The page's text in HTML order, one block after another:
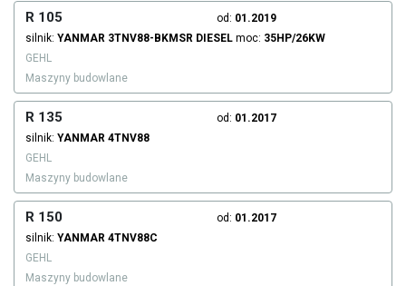
R 105 od: 01.2019
silnik: YANMAR 3TNV88-BKMSR DIESEL moc: 35HP/26KW
GEHL
Maszyny budowlane
R 135 od: 01.2017
silnik: YANMAR 4TNV88
GEHL
Maszyny budowlane
R 150 od: 01.2017
silnik: YANMAR 4TNV88C
GEHL
Maszyny budowlane